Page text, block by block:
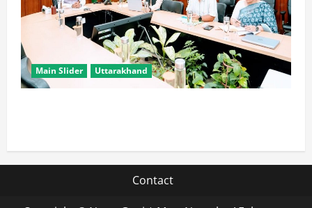
Main Slider Uttarakhand
Contact